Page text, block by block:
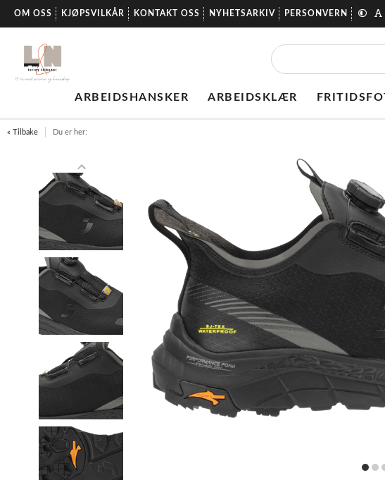
OM OSS KJØPSVILKÅR KONTAKT OSS NYHETSARKIV PERSONVERN
ARBEIDSHANSKER ARBEIDSKLÆR
« Tilbake Du er her:
item